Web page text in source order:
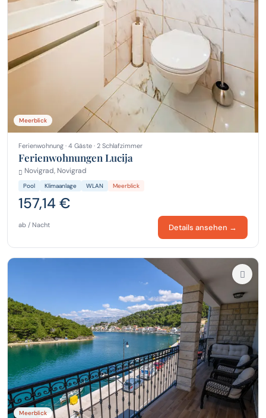
Meerblick
Ferienwohnung · 4 Gäste · 2 Schlafzimmer
Ferienwohnungen Lucija
Novigrad, Novigrad
Pool Klimaanlage WLAN Meerblick
157,14 €
ab / Nacht Details ansehen →
Meerblick